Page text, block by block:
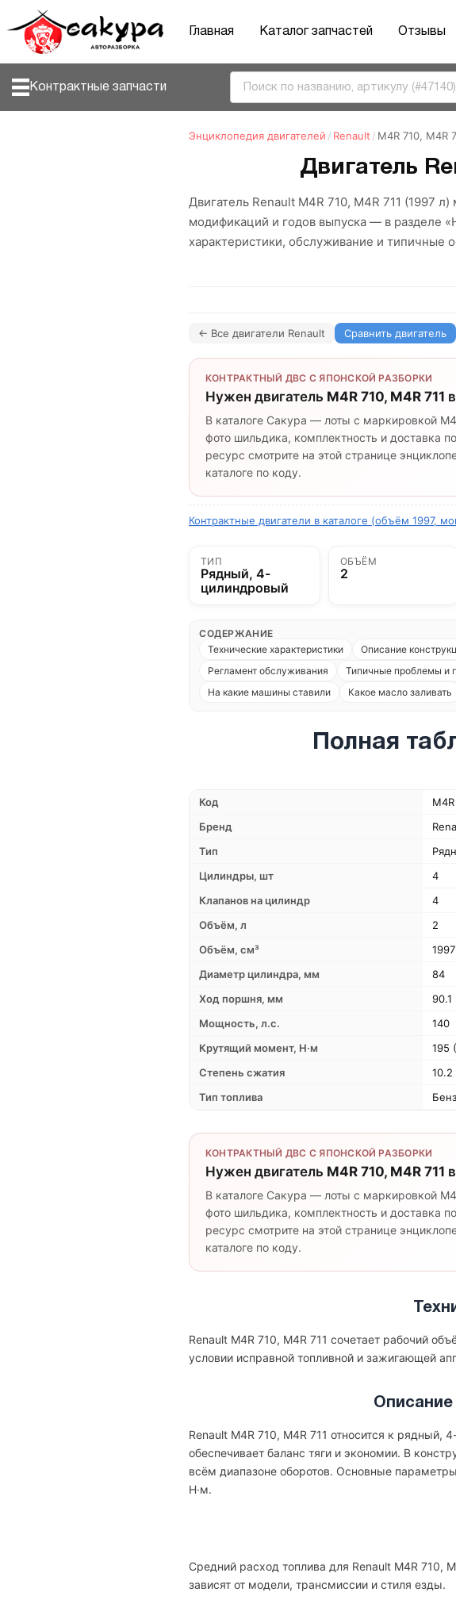
Главная Каталог запчастей Отзывы
Контрактные запчасти
Энциклопедия двигателей / Renault / M4R 710, M4R
Двигатель
Двигатель Renault M4R 710, M4R 711 (1997
модификаций и годов выпуска — в разделе
характеристики, обслуживание и типичные
← Все двигатели Renault Сравнить двигатель
КОНТРАКТНЫЙ ДВС С ЯПОНСКОЙ РАЗБОРКИ
Нужен двигатель M4R 710, M4R 711
В каталоге Сакура — лоты с маркировкой
фото шильдика, комплектность и доставка
ресурс смотрите на этой странице
каталоге по коду.
Контрактные двигатели в каталоге (объём 1997,
ТИП
Рядный, 4-
цилиндровый
ОБЪЁМ
2
СОДЕРЖАНИЕ
Технические характеристики
Описание
Регламент обслуживания
Типичные проблемы и
На какие машины ставили
Какое масло заливать
Полная
Код
Бренд
Тип
Цилиндры, шт
4
Клапанов на цилиндр
4
Объём, л
2
Объём, см³
1997
Диаметр цилиндра, мм
84
Ход поршня, мм
90.1
Мощность, л.с.
140
Крутящий момент, Н·м
195
Степень сжатия
10.2
Тип топлива
КОНТРАКТНЫЙ ДВС С ЯПОНСКОЙ РАЗБОРКИ
Нужен двигатель M4R 710, M4R 711
В каталоге Сакура — лоты с маркировкой
фото шильдика, комплектность и доставка
ресурс смотрите на этой странице
каталоге по коду.
Renault M4R 710, M4R 711 сочетает рабочий
условии исправной топливной и зажигающей
Renault M4R 710, M4R 711 относится к рядный,
обеспечивает баланс тяги и экономии. В
всём диапазоне оборотов. Основные
Н·м.
Средний расход топлива для Renault M4R 710,
зависят от модели, трансмиссии и стиля езды.